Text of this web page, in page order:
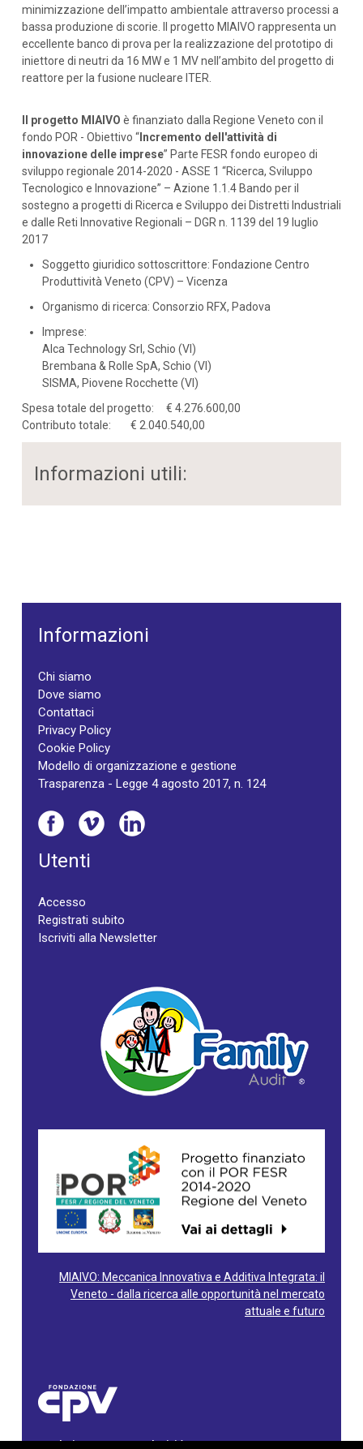
minimizzazione dell’impatto ambientale attraverso processi a
bassa produzione di scorie. Il progetto MIAIVO rappresenta un
eccellente banco di prova per la realizzazione del prototipo di
iniettore di neutri da 16 MW e 1 MV nell’ambito del progetto di
reattore per la fusione nucleare ITER.
Il progetto MIAIVO è finanziato dalla Regione Veneto con il
fondo POR - Obiettivo “ Incremento dell'attività di
innovazione delle imprese” Parte FESR fondo europeo di
sviluppo regionale 2014-2020 - ASSE 1 “Ricerca, Sviluppo
Tecnologico e Innovazione” – Azione 1.1.4 Bando per il
sostegno a progetti di Ricerca e Sviluppo dei Distretti Industriali
e dalle Reti Innovative Regionali – DGR n. 1139 del 19 luglio
2017
Soggetto giuridico sottoscrittore: Fondazione Centro
Produttività Veneto (CPV) – Vicenza
Organismo di ricerca: Consorzio RFX, Padova
Imprese:
Alca Technology Srl, Schio (VI)
Brembana & Rolle SpA, Schio (VI)
SISMA, Piovene Rocchette (VI)
Spesa totale del progetto: € 4.276.600,00
Contributo totale: € 2.040.540,00
Informazioni utili:
Informazioni
Chi siamo
Dove siamo
Contattaci
Privacy Policy
Cookie Policy
Modello di organizzazione e gestione
Trasparenza - Legge 4 agosto 2017, n. 124
Utenti
Accesso
Registrati subito
Iscriviti alla Newsletter
MIAIVO: Meccanica Innovativa e Additiva Integrata: il
Veneto - dalla ricerca alle opportunità nel mercato
attuale e futuro